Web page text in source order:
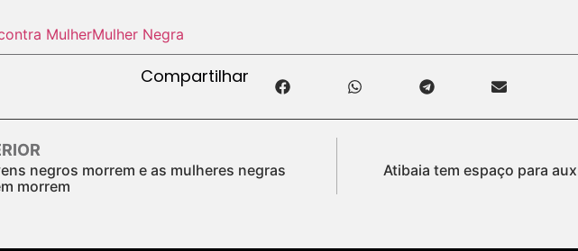
MulherMulher Negra
Compartilhar
negros morrem e as mulheres negras
morrem
Atibaia tem espaço para